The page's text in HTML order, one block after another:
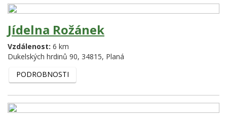
Jídelna Rožánek
Vzdálenost: 6 km
Dukelských hrdinů 90, 34815, Planá
PODROBNOSTI